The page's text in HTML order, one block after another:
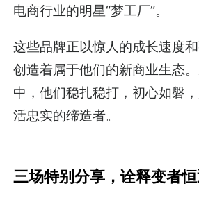
电商行业的明星“梦工厂”。
这些品牌正以惊人的成长速度
创造着属于他们的新商业生态
中，他们稳扎稳打，初心如磐
活忠实的缔造者。
三场特别分享，诠释变者